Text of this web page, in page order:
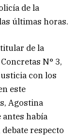
de la
últimas horas.
de la
N° 3,
con los
este
Agostina
antes había
respecto